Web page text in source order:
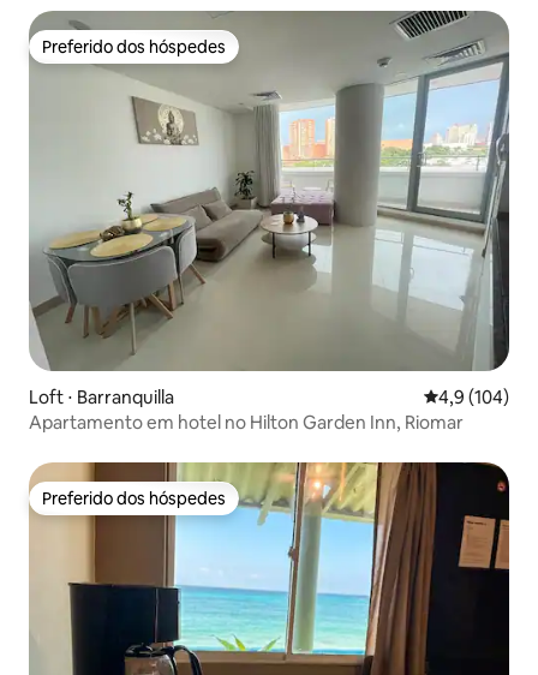
Preferido dos hóspedes
Preferido dos hóspedes
Loft ⋅ Barranquilla 4,9 de uma
4,9 (104)
Apartamento em hotel no Hilton Garden Inn, Riomar
Preferido dos hóspedes
Preferido dos hóspedes